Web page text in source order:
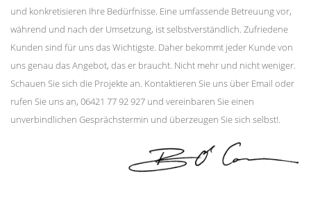
und konkretisieren Ihre Bedürfnisse. Eine umfassende Betreuung vor,
während und nach der Umsetzung, ist selbstverständlich. Zufriedene
Kunden sind für uns das Wichtigste. Daher bekommt jeder Kunde von
uns genau das Angebot, das er braucht. Nicht mehr und nicht weniger.
Schauen Sie sich die Projekte an. Kontaktieren Sie uns über Email oder
rufen Sie uns an, 06421 77 92 927 und vereinbaren Sie einen
unverbindlichen Gesprächstermin und überzeugen Sie sich selbst!.